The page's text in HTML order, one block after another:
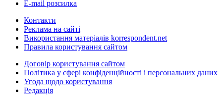
E-mail розсилка
Контакти
Реклама на сайті
Використання матеріалів korrespondent.net
Правила користування сайтом
Договір користування сайтом
Політика у сфері конфіденційності і персональних даних
Угода щодо користування
Редакція